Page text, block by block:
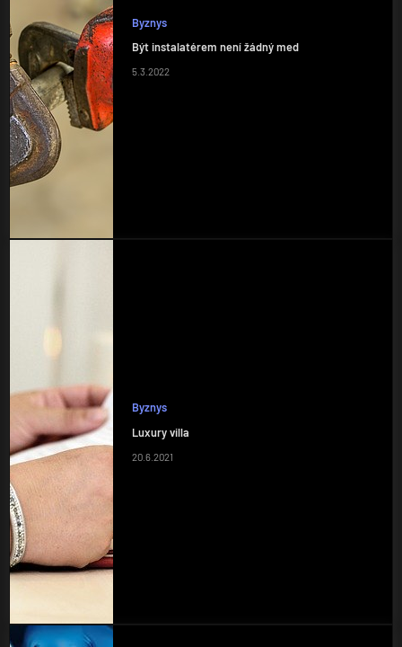
Byznys
Být instalatérem není žádný med
5.3.2022
Byznys
Luxury villa
20.6.2021